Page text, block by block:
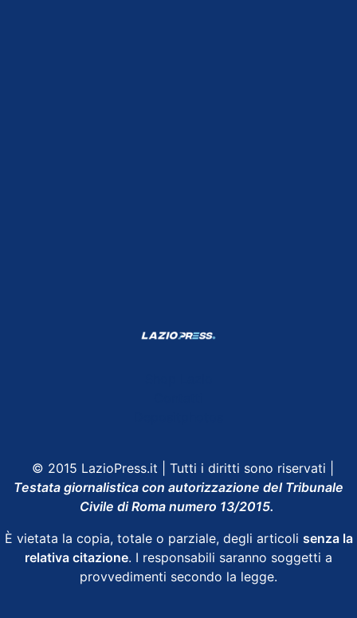
© 2015 LazioPress.it | Tutti i diritti sono riservati |
Testata giornalistica con autorizzazione del Tribunale
Civile di Roma numero 13/2015.
È vietata la copia, totale o parziale, degli articoli senza la
relativa citazione. I responsabili saranno soggetti a
provvedimenti secondo la legge.